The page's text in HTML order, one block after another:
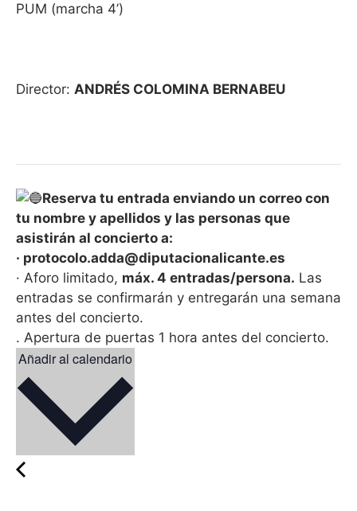
PUM (marcha 4’)
Director: ANDRÉS COLOMINA BERNABEU
Reserva tu entrada enviando un correo con
tu nombre y apellidos y las personas que
asistirán al concierto a:
· protocolo.adda@diputacionalicante.es
· Aforo limitado, máx. 4 entradas/persona. Las
entradas se confirmarán y entregarán una semana
antes del concierto.
. Apertura de puertas 1 hora antes del concierto.